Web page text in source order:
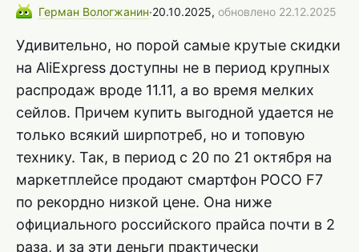
Герман Вологжанин∙20.10.2025, обновлено 22.12.2025
Удивительно, но порой самые крутые скидки
на AliExpress доступны не в период крупных
распродаж вроде 11.11, а во время мелких
сейлов. Причем купить выгодной удается не
только всякий ширпотреб, но и топовую
технику. Так, в период с 20 по 21 октября на
маркетплейсе продают смартфон POCO F7
по рекордно низкой цене. Она ниже
официального российского прайса почти в 2
раза, и за эти деньги практически